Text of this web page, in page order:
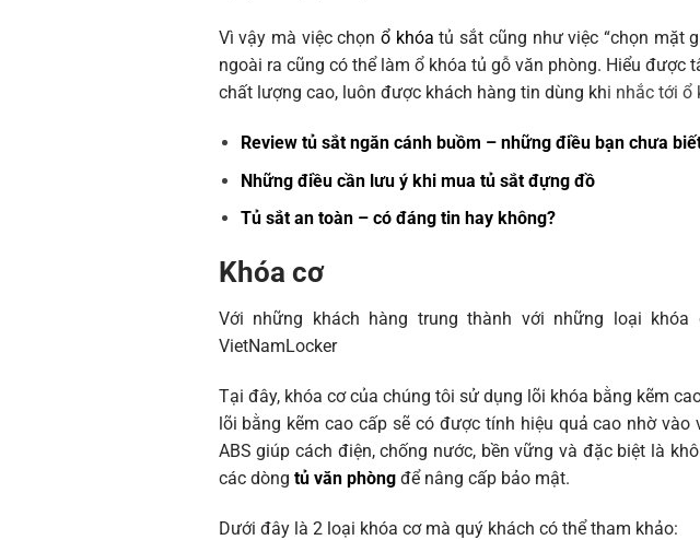
Vì vậy mà việc chọn ổ khóa tủ sắt cũng như việc “chọn mặt
ngoài ra cũng có thể làm ổ khóa tủ gỗ văn phòng. Hiểu
chất lượng cao, luôn được khách hàng tin dùng khi nhắc tới ổ
Review tủ sắt ngăn cánh buồm – những điều bạn chưa
Những điều cần lưu ý khi mua tủ sắt đựng đồ
Tủ sắt an toàn – có đáng tin hay không?
Khóa cơ
Với những khách hàng trung thành với những loại
VietNamLocker
Tại đây, khóa cơ của chúng tôi sử dụng lõi khóa bằng kẽm
lõi bằng kẽm cao cấp sẽ có được tính hiệu quả cao nhờ vào
ABS giúp cách điện, chống nước, bền vững và đặc biệt là
các dòng tủ văn phòngđể nâng cấp bảo mật.
Dưới đây là 2 loại khóa cơ mà quý khách có thể tham khảo: